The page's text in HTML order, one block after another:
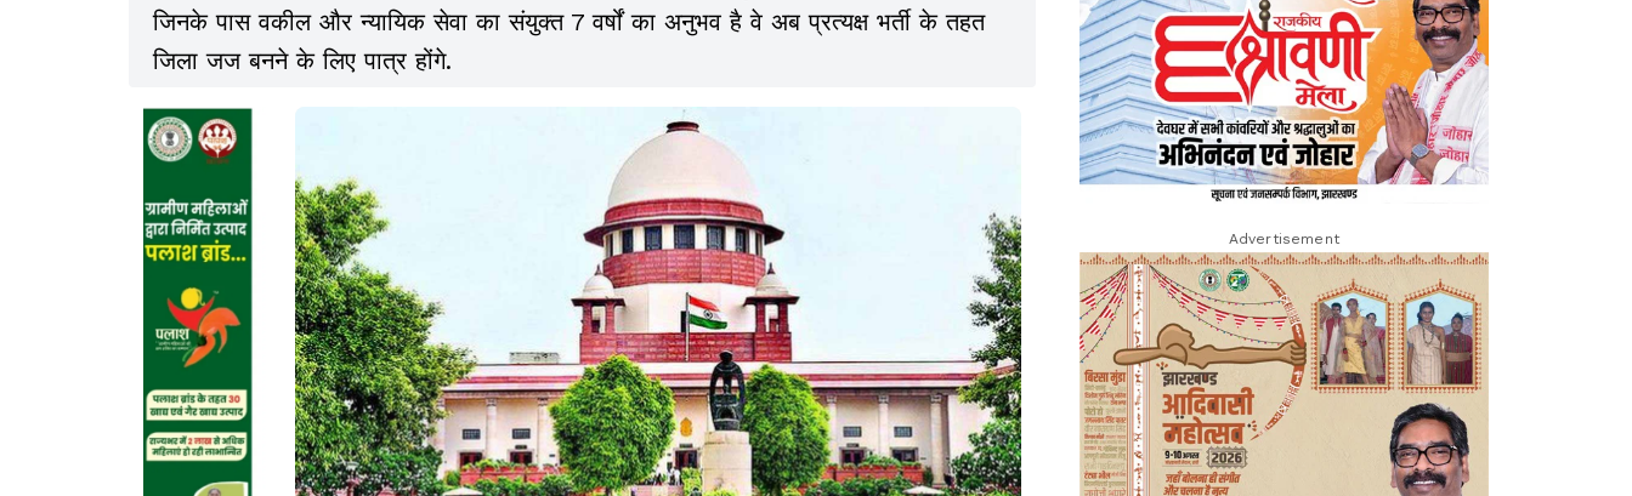
जिनके पास वकील और न्यायिक सेवा का संयुक्त 7 वर्षों का अनुभव है वे अब प्रत्यक्ष भर्ती के तहत
जिला जज बनने के लिए पात्र होंगे.
Advertisement